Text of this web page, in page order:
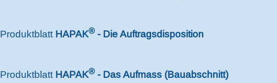
ProduktblattHAPAK®- Die Auftragsdisposition
ProduktblattHAPAK®- Das Aufmass (Bauabschnitt)